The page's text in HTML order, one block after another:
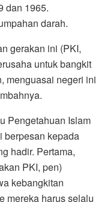
dan 1965.
darah.
gerakan ini (PKI,
untuk bangkit
menguasai negeri ini
Pengetahuan Islam
berpesan kepada
hadir. Pertama,
PKI, pen)
kebangkitan
mereka harus selalu